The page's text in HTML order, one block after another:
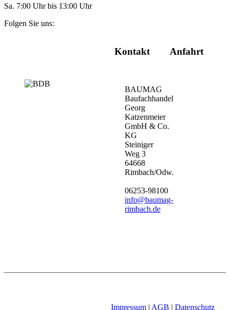
Sa. 7:00 Uhr bis 13:00 Uhr
Folgen Sie uns:
Kontakt
BAUMAG
Baufachhandel
Georg
Katzenmeier
GmbH & Co.
KG
Steiniger
Weg 3
64668
Rimbach/Odw.
06253-98100
info@baumag-
rimbach.de
Anfahrt
Impressum | AGB | Datenschutz